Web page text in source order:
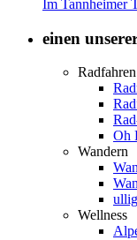
Im Tannheimer
einen
Radfahren
Oh
Wandern
Wellness